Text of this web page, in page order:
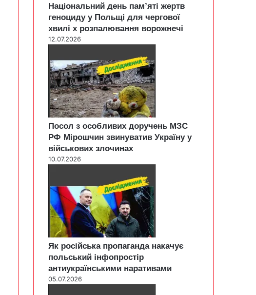
Національний день пам’яті жертв
геноциду у Польщі для чергової
хвилі х розпалювання ворожнечі
12.07.2026
Посол з особливих доручень МЗС
РФ Мірошчин звинуватив Україну у
військових злочинах
10.07.2026
Як російська пропаганда накачує
польський інфопростір
антиукраїнськими наративами
05.07.2026